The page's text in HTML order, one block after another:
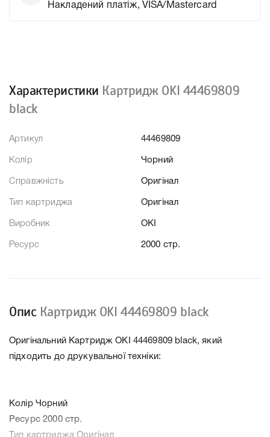
Накладений платіж, VISA/Mastercard
Характеристики Картридж OKI 44469809
black
Артикул 44469809
Колір Чорний
Справжність Оригінал
Тип картриджа Оригінал
Виробник OKI
Ресурс 2000 стр.
Опис Картридж OKI 44469809 black
Оригінальний Картридж OKI 44469809 black, який
підходить до друкувальної техніки:
Колір Чорний
Ресурс 2000 стр.
Тип картриджа Оригінал